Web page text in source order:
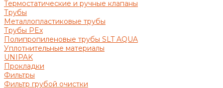
Термостатические и ручные клапаны
Трубы
Металлопластиковые трубы
Трубы PEx
Полипропиленовые трубы SLT AQUA
Уплотнительные материалы
UNIPAK
Прокладки
Фильтры
Фильтр грубой очистки